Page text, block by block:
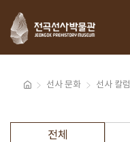
선사 문화 선사 칼럼
전체